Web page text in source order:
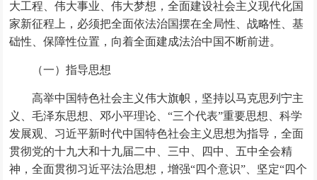
大工程、伟大事业、伟大梦想，全面建设社会主义现代化国
家新征程上，必须把全面依法治国摆在全局性、战略性、基
础性、保障性位置，向着全面建成法治中国不断前进。
（一）指导思想
高举中国特色社会主义伟大旗帜，坚持以马克思列宁主
义、毛泽东思想、邓小平理论、“三个代表”重要思想、科学
发展观、习近平新时代中国特色社会主义思想为指导，全面
贯彻党的十九大和十九届二中、三中、四中、五中全会精
神，全面贯彻习近平法治思想，增强“四个意识”、坚定“四个